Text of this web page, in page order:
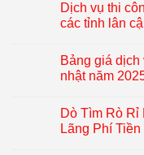
Dịch vụ thi
các tỉnh lân
Bảng giá
nhật năm
Dò Tìm Rò Rỉ
Lãng Phí Tiền